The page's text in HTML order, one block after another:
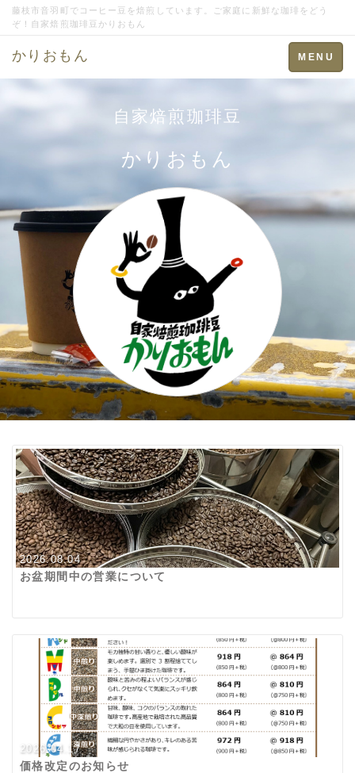
藤枝市音羽町でコーヒー豆を焙煎しています。ご家庭に新鮮な珈琲をどう
ぞ！自家焙煎珈琲豆かりおもん
Toggle
navigation
MENU
かりおもん
自家焙煎珈琲豆
かりおもん
2026.08.04
お盆期間中の営業について
2026.04.17
価格改定のお知らせ